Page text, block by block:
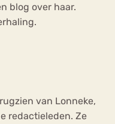
blog over haar.
van Lonneke,
redactieleden. Ze